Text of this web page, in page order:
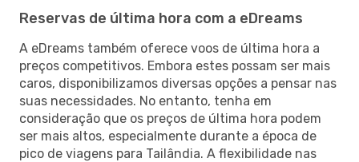
Reservas de última hora com a eDreams
A eDreams também oferece voos de última hora a
preços competitivos. Embora estes possam ser mais
caros, disponibilizamos diversas opções a pensar nas
suas necessidades. No entanto, tenha em
consideração que os preços de última hora podem
ser mais altos, especialmente durante a época de
pico de viagens para Tailândia. A flexibilidade nas